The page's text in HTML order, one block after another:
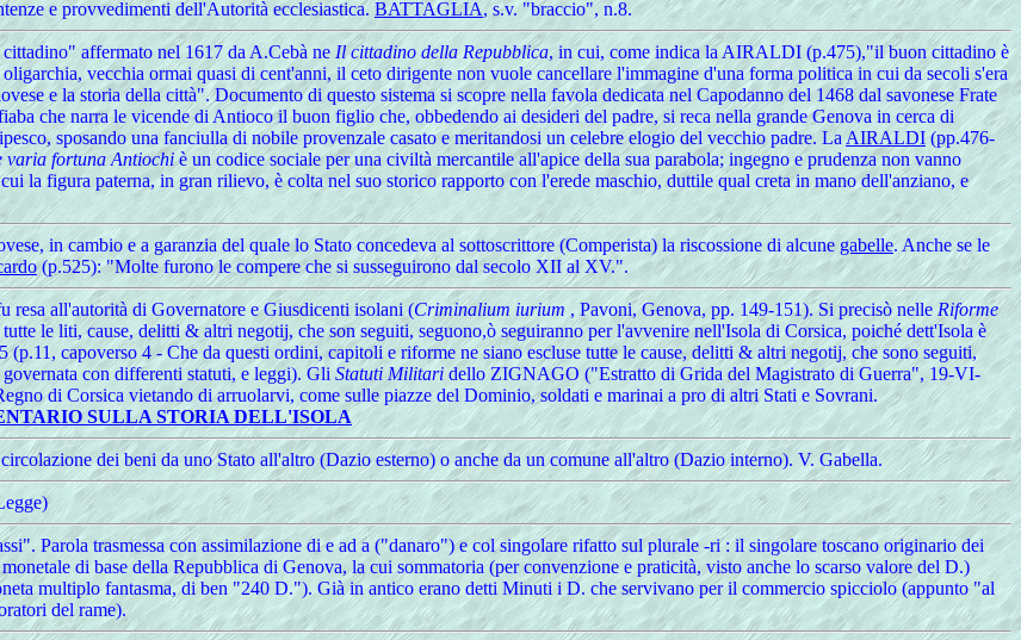
e provvedimenti dell'Autorità ecclesiastica.BATTAGLIA, s.v. "braccio", n.8.
affermato nel 1617 da A.Cebà ne Il cittadino della Repubblica, in cui, come indica la AIRALDI (p.475),"il buon cittadino è
vecchia ormai quasi di cent'anni, il ceto dirigente non vuole cancellare l'immagine d'una forma politica in cui da secoli s'era
e la storia della città". Documento di questo sistema si scopre nella favola dedicata nel Capodanno del 1468 dal savonese Frate
che narra le vicende di Antioco il buon figlio che, obbedendo ai desideri del padre, si reca nella grande Genova in cerca di
sposando una fanciulla di nobile provenzale casato e meritandosi un celebre elogio del vecchio padre. LaAIRALDI(pp.476-
varia fortuna Antiochiè un codice sociale per una civiltà mercantile all'apice della sua parabola; ingegno e prudenza non vanno
la figura paterna, in gran rilievo, è colta nel suo storico rapporto con l'erede maschio, duttile qual creta in mano dell'anziano, e
in cambio e a garanzia del quale lo Stato concedeva al sottoscrittore (Comperista) la riscossione di alcune gabelle. Anche se le
(p.525): "Molte furono le compere che si susseguirono dal secolo XII al XV.".
resa all'autorità di Governatore e Giusdicenti isolani (Criminalium iurium , Pavoni, Genova, pp. 149-151). Si precisò nelle Riforme
le liti, cause, delitti & altri negotij, che son seguiti, seguono,ò seguiranno per l'avvenire nell'Isola di Corsica, poiché dett'Isola è
(p.11, capoverso 4 - Che da questi ordini, capitoli e riforme ne siano escluse tutte le cause, delitti & altri negotij, che sono seguiti,
con differenti statuti, e leggi). Gli Statuti Militari dello ZIGNAGO ("Estratto di Grida del Magistrato di Guerra", 19-VI-
di Corsica vietando di arruolarvi, come sulle piazze del Dominio, soldati e marinai a pro di altri Stati e Sovrani.
SULLA STORIA DELL'ISOLA
dei beni da uno Stato all'altro (Dazio esterno) o anche da un comune all'altro (Dazio interno). V. Gabella.
Parola trasmessa con assimilazione di e ad a ("danaro") e col singolare rifatto sul plurale -ri : il singolare toscano originario dei
di base della Repubblica di Genova, la cui sommatoria (per convenzione e praticità, visto anche lo scarso valore del D.)
multiplo fantasma, di ben "240 D."). Già in antico erano detti Minuti i D. che servivano per il commercio spicciolo (appunto "al
del rame).